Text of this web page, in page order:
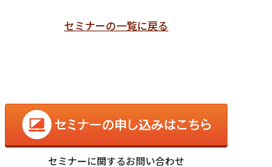
セミナーの一覧に戻る
セミナーに関するお問い合わせ